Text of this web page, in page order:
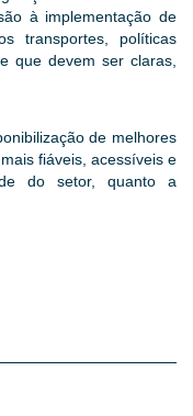
à implementação de
transportes, políticas
que devem ser claras,
de melhores
fiáveis, acessíveis e
do setor, quanto a